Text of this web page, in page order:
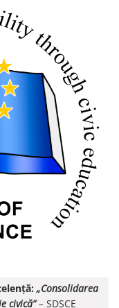
„Consolidarea
civică”– SDSCE